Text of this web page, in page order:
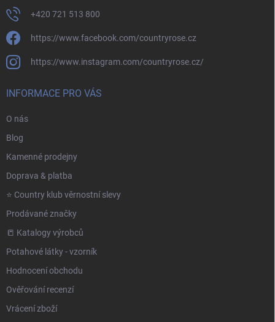
+420 721 513 800
https://www.facebook.com/countryrose.cz
https://www.instagram.com/countryrose.cz/
INFORMACE PRO VÁS
O nás
Blog
Kamenné prodejny
Doprava & platba
⭐️ Country klub věrnostní slevy
Prodávané značky
📒 Katalogy výrobců
Potahové látky - vzorník
Hodnocení obchodu
Ověřování recenzí
Vrácení zboží